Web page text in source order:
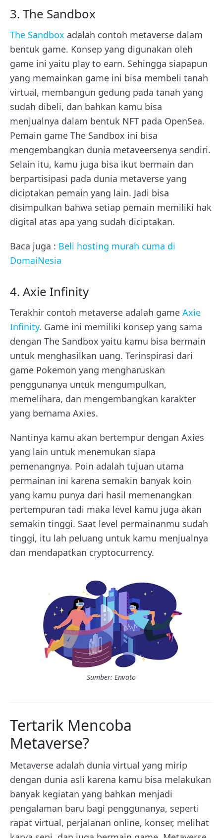
3. The Sandbox
The Sandbox adalah contoh metaverse dalam
bentuk game. Konsep yang digunakan oleh
game ini yaitu play to earn. Sehingga siapapun
yang memainkan game ini bisa membeli tanah
virtual, membangun gedung pada tanah yang
sudah dibeli, dan bahkan kamu bisa
menjualnya dalam bentuk NFT pada OpenSea.
Pemain game The Sandbox ini bisa
mengembangkan dunia metaveersenya sendiri.
Selain itu, kamu juga bisa ikut bermain dan
berpartisipasi pada dunia metaverse yang
diciptakan pemain yang lain. Jadi bisa
disimpulkan bahwa setiap pemain memiliki hak
digital atas apa yang sudah diciptakan.
Baca juga : Beli hosting murah cuma di
DomaiNesia
4. Axie Infinity
Terakhir contoh metaverse adalah game Axie
Infinity. Game ini memiliki konsep yang sama
dengan The Sandbox yaitu kamu bisa bermain
untuk menghasilkan uang. Terinspirasi dari
game Pokemon yang mengharuskan
penggunanya untuk mengumpulkan,
memelihara, dan mengembangkan karakter
yang bernama Axies.
Nantinya kamu akan bertempur dengan Axies
yang lain untuk menemukan siapa
pemenangnya. Poin adalah tujuan utama
permainan ini karena semakin banyak koin
yang kamu punya dari hasil memenangkan
pertempuran tadi maka level kamu juga akan
semakin tinggi. Saat level permainanmu sudah
tinggi, itu lah peluang untuk kamu menjualnya
dan mendapatkan cryptocurrency.
Sumber: Envato
Tertarik Mencoba
Metaverse?
Metaverse adalah dunia virtual yang mirip
dengan dunia asli karena kamu bisa melakukan
banyak kegiatan yang bahkan menjadi
pengalaman baru bagi penggunanya, seperti
rapat virtual, perjalanan online, konser, melihat